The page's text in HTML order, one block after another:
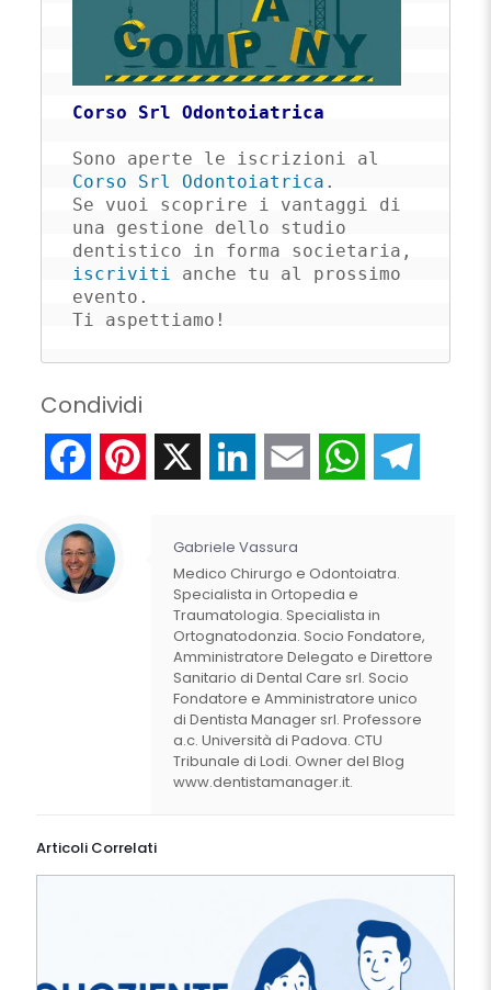
Corso Srl Odontoiatrica
Corso Srl Odontoiatrica .
Se vuoi scoprire i vantaggi di
una gestione dello studio
iscriviti anche tu al prossimo
evento.
Ti aspettiamo!
Condividi
FacebookPinterest LinkedIn Email WhatsApp
Gabriele Vassura
Medico Chirurgo e Odontoiatra.
Specialista in Ortopedia e
Traumatologia. Specialista in
Ortognatodonzia. Socio Fondatore,
Amministratore Delegato e Direttore
Sanitario di Dental Care srl. Socio
Fondatore e Amministratore unico
di Dentista Manager srl. Professore
a.c. Università di Padova. CTU
Tribunale di Lodi. Owner del Blog
www.dentistamanager.it.
Articoli Correlati